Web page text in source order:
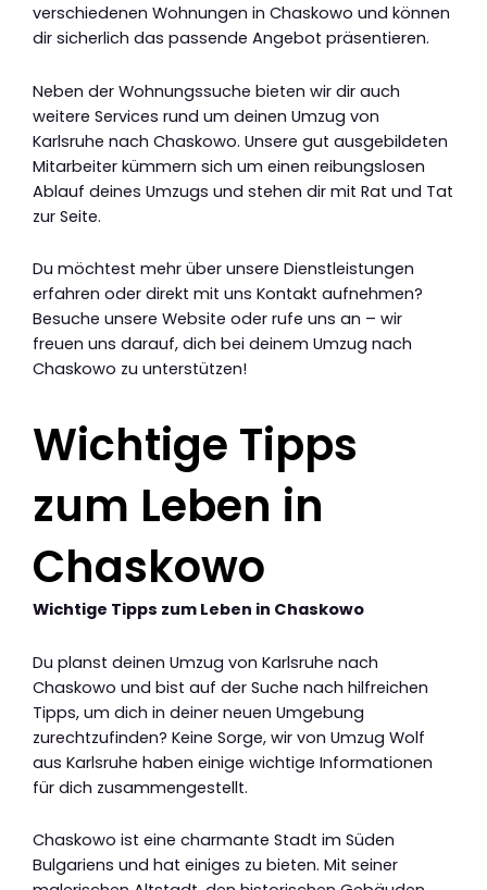
verschiedenen Wohnungen in Chaskowo und können
dir sicherlich das passende Angebot präsentieren.
Neben der Wohnungssuche bieten wir dir auch
weitere Services rund um deinen Umzug von
Karlsruhe nach Chaskowo. Unsere gut ausgebildeten
Mitarbeiter kümmern sich um einen reibungslosen
Ablauf deines Umzugs und stehen dir mit Rat und Tat
zur Seite.
Du möchtest mehr über unsere Dienstleistungen
erfahren oder direkt mit uns Kontakt aufnehmen?
Besuche unsere Website oder rufe uns an – wir
freuen uns darauf, dich bei deinem Umzug nach
Chaskowo zu unterstützen!
Wichtige Tipps
zum Leben in
Chaskowo
Wichtige Tipps zum Leben in Chaskowo
Du planst deinen Umzug von Karlsruhe nach
Chaskowo und bist auf der Suche nach hilfreichen
Tipps, um dich in deiner neuen Umgebung
zurechtzufinden? Keine Sorge, wir von Umzug Wolf
aus Karlsruhe haben einige wichtige Informationen
für dich zusammengestellt.
Chaskowo ist eine charmante Stadt im Süden
Bulgariens und hat einiges zu bieten. Mit seiner